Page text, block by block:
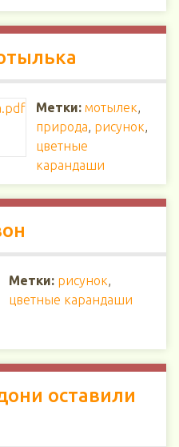
Метки: мотылек,
природа, рисунок,
цветные
карандаши
Метки: рисунок,
цветные карандаши
оставили